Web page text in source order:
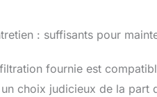
: suffisants pour
fournie est
un choix judicieux de la